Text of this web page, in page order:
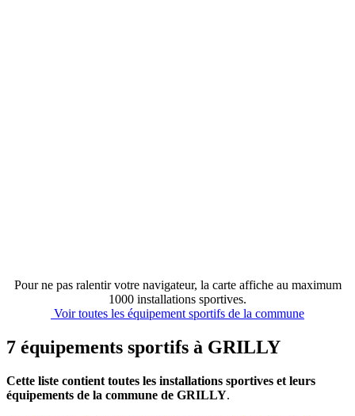
Pour ne pas ralentir votre navigateur, la carte affiche au maximum
1000 installations sportives.
Voir toutes les équipement sportifs de la commune
7 équipements sportifs à GRILLY
Cette liste contient toutes les installations sportives et leurs
équipements de la commune de GRILLY.